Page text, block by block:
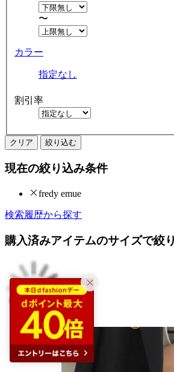
〜
カラー
指定なし
割引率
クリア 絞り込む
現在の絞り込み条件
fredy emue
検索履歴から探す
購入済みアイテムのサイズで絞